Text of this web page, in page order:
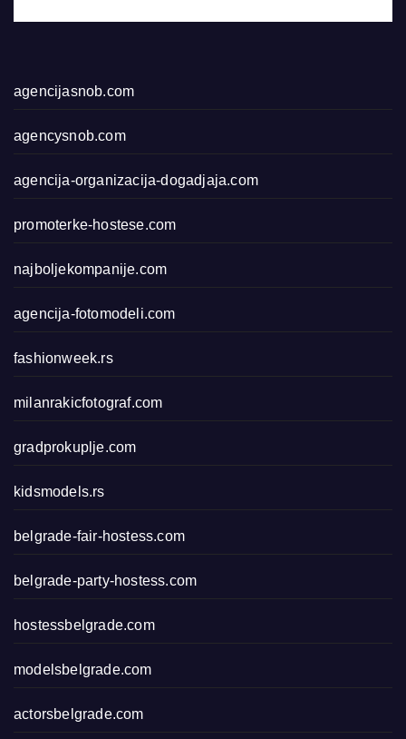
agencijasnob.com
agencysnob.com
agencija-organizacija-dogadjaja.com
promoterke-hostese.com
najboljekompanije.com
agencija-fotomodeli.com
fashionweek.rs
milanrakicfotograf.com
gradprokuplje.com
kidsmodels.rs
belgrade-fair-hostess.com
belgrade-party-hostess.com
hostessbelgrade.com
modelsbelgrade.com
actorsbelgrade.com